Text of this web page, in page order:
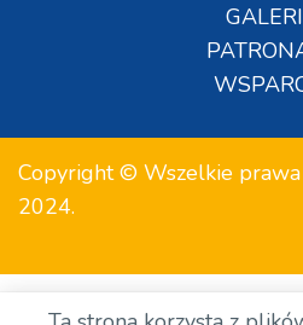
Copyright © Wszelkie prawa
2024.